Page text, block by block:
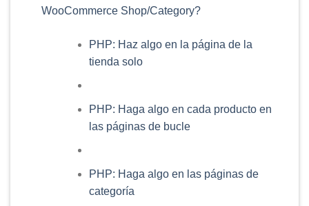
WooCommerce Shop/Category?
PHP: Haz algo en la página de la
tienda solo
PHP: Haga algo en cada producto en
las páginas de bucle
PHP: Haga algo en las páginas de
categoría